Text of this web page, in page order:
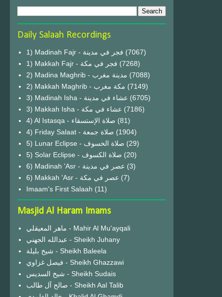
Daily Salaah Recordings
1) Madinah Fajr - فجر في مدينة (7067)
1) Makkah Fajr - فجر في مكة (7268)
2) Madina Maghrib - مدينة مغرب (7088)
2) Makkah Maghrib - مكة مغرب (7149)
3) Madinah Isha - عشاء في مدينة (6705)
3) Makkah Isha - عشاء في مكة (7186)
4) Al Istasqa - صلاة الإستسقاء (81)
4) Friday Salaat - صلاة جمعة (1904)
5) Lunar Eclipse - صلاة الخسوف (29)
(20)
6) Madinah 'Asr - عصر في مدينة (3)
6) Makkah 'Asr - عصر في مكة (7)
Imaam's First Salaah (11)
Masjid Al Haram Imams
ماهر المعيقلي - Mahir Al Mu'ayqali
عبدالله الجهني - Sheikh Juhany
شيخ بليلة - Sheikh Baleela
فيصل غزاوي - Sheikh Ghazzawi
شيخ السديس - Sheikh Sudais
صالح آل طالب - Sheikh Aal Talib